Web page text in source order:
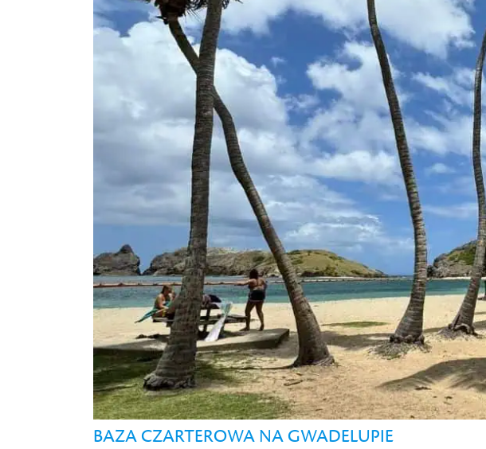
BAZA CZARTEROWA NA GWADELUPIE